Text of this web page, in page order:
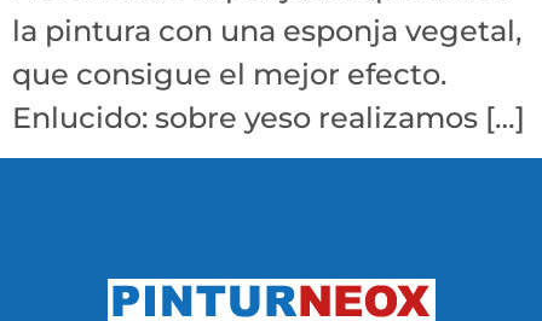
la pintura con una esponja vegetal,
que consigue el mejor efecto.
Enlucido: sobre yeso realizamos […]